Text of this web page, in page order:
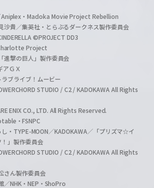
・Madoka Movie Project Rebellion
沙貴／集英社・とらぶるダークネス製作委員会
©PROJECT DD3
Project
進撃の巨人」製作委員会
ＧＸ
ブライブ！ムービー
STUDIO / C2 / KADOKAWA All Rights
ENIX CO., LTD. All Rights Reserved.
・FSNPC
・TYPE-MOON／KADOKAWA／「プリズマ☆イ
」製作委員会
STUDIO / C2 / KADOKAWA All Rights
さん製作委員会
NHK・NEP・ShoPro